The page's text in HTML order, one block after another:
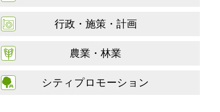
行政・施策・計画
農業・林業
シティプロモーション